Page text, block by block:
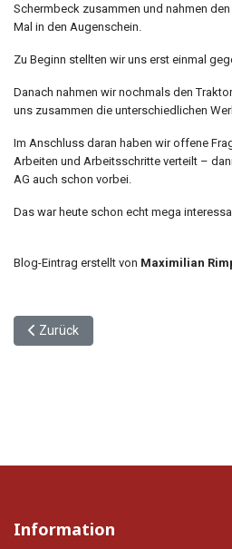
Schermbeck zusammen und nahmen
Mal in den Augenschein.
Zu Beginn stellten wir uns erst einmal
Danach nahmen wir nochmals den
uns zusammen die unterschiedlichen
Im Anschluss daran haben wir offene
Arbeiten und Arbeitsschritte verteilt –
AG auch schon vorbei.
Das war heute schon echt mega
Blog-Eintrag erstellt von Maximilian
Vorheriger Beitrag: Die Presse
Zurück
Information